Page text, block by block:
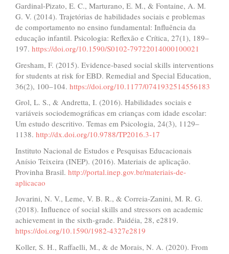
Gardinal-Pizato, E. C., Marturano, E. M., & Fontaine, A. M.
G. V. (2014). Trajetórias de habilidades sociais e problemas
de comportamento no ensino fundamental: Influência da
educação infantil. Psicologia: Reflexão e Crítica, 27(1), 189–
197. https://doi.org/10.1590/S0102-79722014000100021
Gresham, F. (2015). Evidence-based social skills interventions
for students at risk for EBD. Remedial and Special Education,
36(2), 100–104. https://doi.org/10.1177/0741932514556183
Grol, L. S., & Andretta, I. (2016). Habilidades sociais e
variáveis sociodemográficas em crianças com idade escolar:
Um estudo descritivo. Temas em Psicologia, 24(3), 1129–
1138. http://dx.doi.org/10.9788/TP2016.3-17
Instituto Nacional de Estudos e Pesquisas Educacionais
Anísio Teixeira (INEP). (2016). Materiais de aplicação.
Provinha Brasil. http://portal.inep.gov.br/materiais-de-
aplicacao
Jovarini, N. V., Leme, V. B. R., & Correia-Zanini, M. R. G.
(2018). Influence of social skills and stressors on academic
achievement in the sixth-grade. Paidéia, 28, e2819.
https://doi.org/10.1590/1982-4327e2819
Koller, S. H., Raffaelli, M., & de Morais, N. A. (2020). From